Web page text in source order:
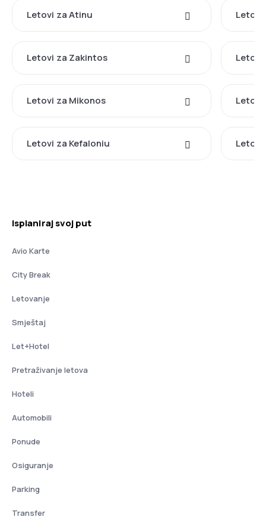
Letovi za Atinu Letovi
Letovi za Zakintos Letovi
Letovi za Mikonos Letovi
Letovi za Kefaloniu Letovi
Isplaniraj svoj put
Avio Karte
City Break
Letovanje
Smještaj
Let+Hotel
Pretraživanje letova
Hoteli
Automobili
Ponude
Osiguranje
Parking
Transfer